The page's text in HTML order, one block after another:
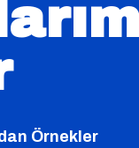
Örnekler